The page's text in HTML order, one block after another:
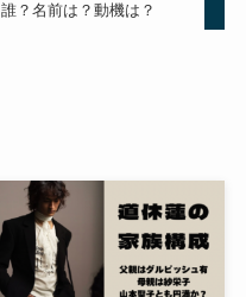
誰？名前は？動機は？